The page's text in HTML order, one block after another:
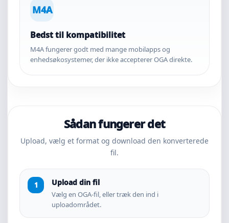
M4A
Bedst til kompatibilitet
M4A fungerer godt med mange mobilapps og
enhedsøkosystemer, der ikke accepterer OGA direkte.
Sådan fungerer det
Upload, vælg et format og download den konverterede
fil.
Upload din fil
Vælg en OGA-fil, eller træk den ind i
uploadområdet.